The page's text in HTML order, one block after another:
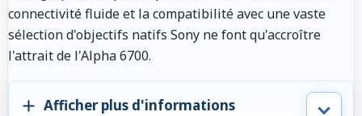
connectivité fluide et la compatibilité avec une vaste
sélection d'objectifs natifs Sony ne font qu'accroître
l'attrait de l'Alpha 6700.
Afficher plus d'informations